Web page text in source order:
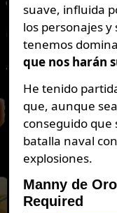
suave, influida
los personajes y
tenemos
que nos harán
He tenido
que, aunque
conseguido que
batalla naval
explosiones.
Manny de
Required